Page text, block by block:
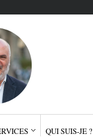
QUI SUIS-JE ?